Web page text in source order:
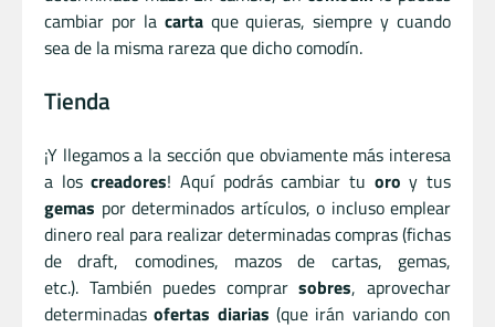
cambiar por la cartaque quieras, siempre y cuando
sea de la misma rareza que dicho comodín.
Tienda
¡Y llegamos a la sección que obviamente más interesa
a loscreadores! Aquí podrás cambiar tu oro y tus
gemas por determinados artículos, o incluso emplear
dinero real para realizar determinadas compras (fichas
de draft, comodines, mazos de cartas, gemas,
etc.). También puedes comprarsobres, aprovechar
determinadasofertas diarias (que irán variando con